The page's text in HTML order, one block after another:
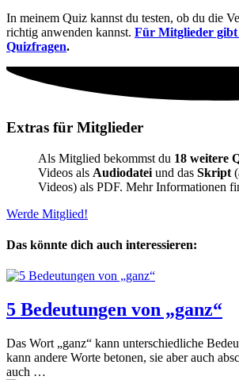
In meinem Quiz kannst du testen, ob du die
richtig anwenden kannst. Für Mitglieder gibt
Quizfragen.
Extras für Mitglieder
Als Mitglied bekommst du 18 weitere
Videos als Audiodatei und das Skript
Videos) als PDF. Mehr Informationen
Werde Mitglied!
Das könnte dich auch interessieren:
5 Bedeutungen von „ganz“
Das Wort „ganz“ kann unterschiedliche
kann andere Worte betonen, sie aber auch
auch …